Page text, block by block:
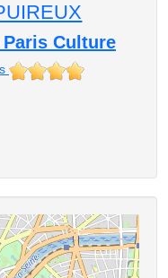
Paris Culture